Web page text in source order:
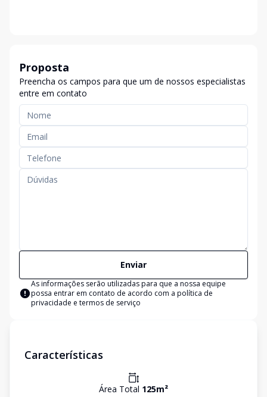
Proposta
Preencha os campos para que um de nossos especialistas
entre em contato
Enviar
As informações serão utilizadas para que a nossa equipe
possa entrar em contato de acordo com a política de
privacidade e termos de serviço
Características
Área Total 125m²